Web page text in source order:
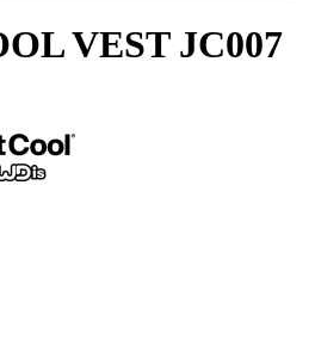
VEST JC007